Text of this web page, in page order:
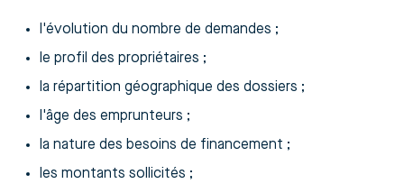
l'évolution du nombre de demandes ;
le profil des propriétaires ;
la répartition géographique des dossiers ;
l'âge des emprunteurs ;
la nature des besoins de financement ;
les montants sollicités ;